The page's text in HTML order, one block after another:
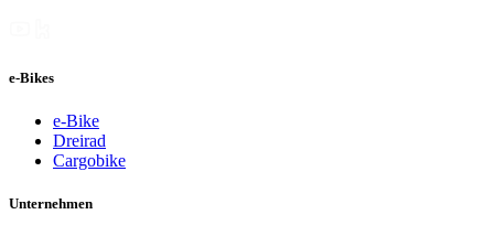
e-Bikes
e-Bike
Dreirad
Cargobike
Unternehmen